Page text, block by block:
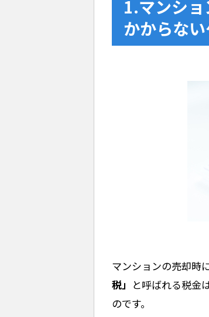
1.マンショ
かからな
マンションの売却時
税」 と呼ばれる税金
のです。